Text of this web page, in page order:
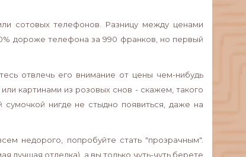
сотовых телефонов. Разницу между ценами
дороже телефона за 990 франков, но первый
отвлечь его внимание от цены чем-нибудь
картинами из розовых снов - скажем, такого
нигде не стыдно появиться, даже на
недорого, попробуйте стать "прозрачным".
лучшая отделка), а вы только чуть-чуть берете